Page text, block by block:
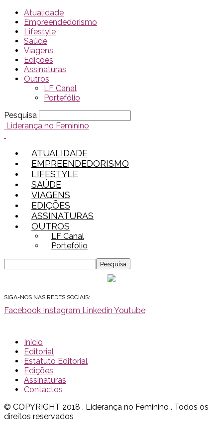
Atualidade
Empreendedorismo
Lifestyle
Saúde
Viagens
Edições
Assinaturas
Outros
LF Canal
Portefólio
Pesquisa
Liderança no Feminino
ATUALIDADE
EMPREENDEDORISMO
LIFESTYLE
SAÚDE
VIAGENS
EDIÇÕES
ASSINATURAS
OUTROS
LF Canal
Portefólio
SIGA-NOS NAS REDES SOCIAIS:
Facebook Instagram Linkedin Youtube
Início
Editorial
Estatuto Editorial
Edições
Assinaturas
Contactos
© COPYRIGHT 2018 . Liderança no Feminino . Todos os
direitos reservados